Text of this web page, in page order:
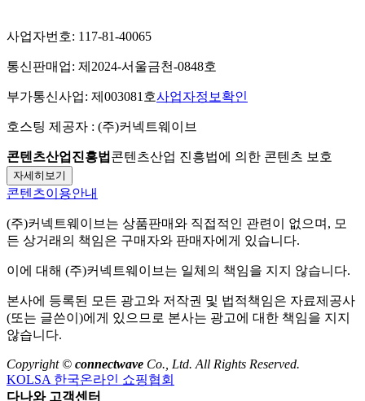
사업자번호: 117-81-40065
통신판매업: 제2024-서울금천-0848호
부가통신사업: 제003081호사업자정보확인
호스팅 제공자 : (주)커넥트웨이브
콘텐츠산업진흥법 콘텐츠산업 진흥법에 의한 콘텐츠 보호
자세히보기
콘텐츠이용안내
(주)커넥트웨이브 는 상품판매와 직접적인 관련이 없으며, 모
든 상거래의 책임은 구매자와 판매자에게 있습니다.
이에 대해 (주)커넥트웨이브 는 일체의 책임을 지지 않습니다.
본사에 등록된 모든 광고와 저작권 및 법적책임은 자료제공사
(또는 글쓴이)에게 있으므로 본사는 광고에 대한 책임을 지지
않습니다.
Copyright © connectwave Co., Ltd. All Rights Reserved.
KOLSA 한국온라인 쇼핑협회
다나와 고객센터